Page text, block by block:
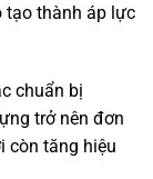
tạo thành áp lực
chuẩn bị
trở nên đơn
còn tăng hiệu